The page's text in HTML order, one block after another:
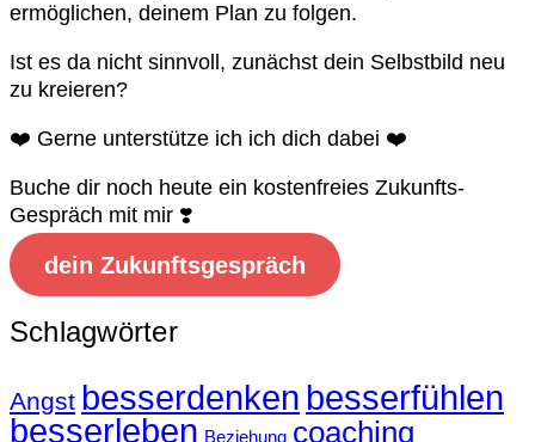
ermöglichen, deinem Plan zu folgen.
Ist es da nicht sinnvoll, zunächst dein Selbstbild neu
zu kreieren?
❤️ Gerne unterstütze ich ich dich dabei ❤️
Buche dir noch heute ein kostenfreies Zukunfts-
Gespräch mit mir ❣️
dein Zukunftsgespräch
Schlagwörter
Angst besserdenken besserfühlen
besserleben Beziehung coaching